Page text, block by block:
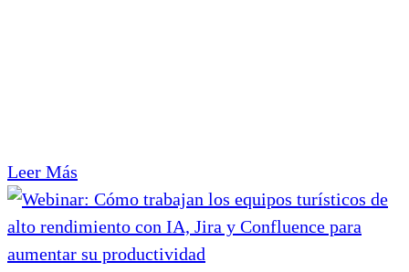
Leer Más